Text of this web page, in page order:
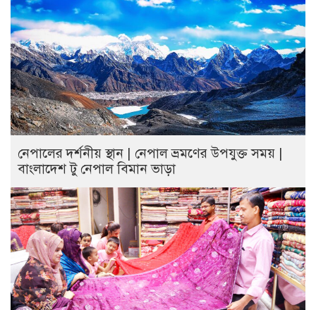
নেপালের দর্শনীয় স্থান | নেপাল ভ্রমণের উপযুক্ত সময় |
বাংলাদেশ টু নেপাল বিমান ভাড়া